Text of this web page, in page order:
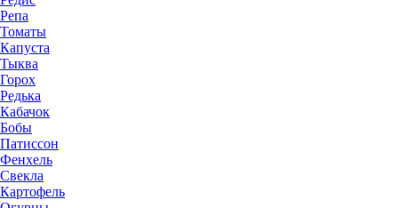
Репа
Томаты
Капуста
Тыква
Горох
Редька
Кабачок
Бобы
Патиссон
Фенхель
Свекла
Картофель